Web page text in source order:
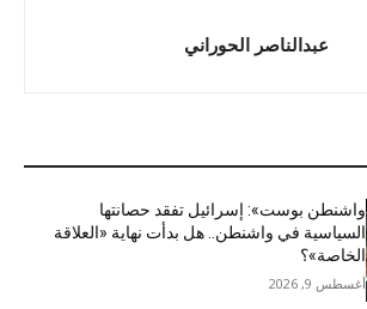
عبدالناصر الحوراني
واشنطن بوست»: إسرائيل تفقد حصانتها
السياسية في واشنطن.. هل بدأت نهاية «العلاقة
الخاصة»؟
أغسطس 9, 2026